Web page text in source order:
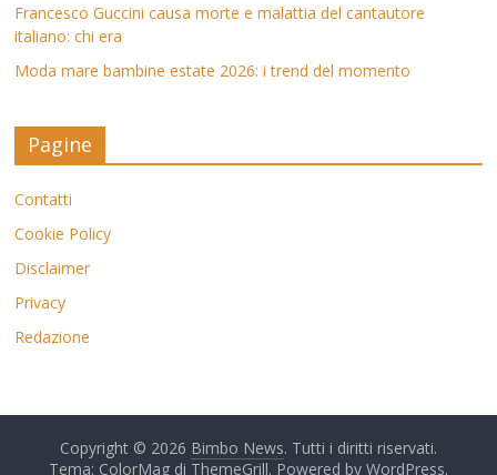
Francesco Guccini causa morte e malattia del cantautore
italiano: chi era
Moda mare bambine estate 2026: i trend del momento
Pagine
Contatti
Cookie Policy
Disclaimer
Privacy
Redazione
Copyright © 2026 Bimbo News. Tutti i diritti riservati.
Tema: ColorMag di ThemeGrill. Powered by WordPress.